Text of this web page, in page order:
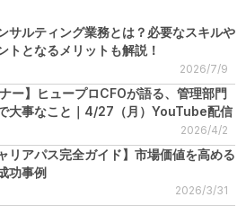
サルティング業務とは？必要なスキルや
トとなるメリットも解説！
2026/7/9
ナー】ヒュープロCFOが語る、管理部門
大事なこと｜4/27（月）YouTube配信
2026/4/2
リアパス完全ガイド】市場価値を高める
功事例
2026/3/31